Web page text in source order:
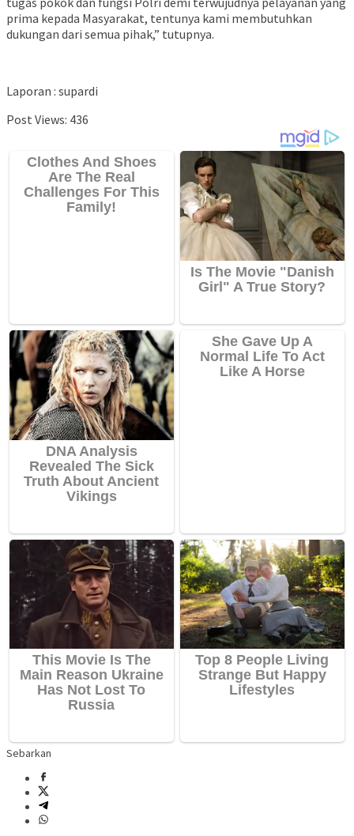
prima kepada Masyarakat, tentunya kami membutuhkan
dukungan dari semua pihak,” tutupnya.
Laporan : supardi
Post Views: 436
Sebarkan